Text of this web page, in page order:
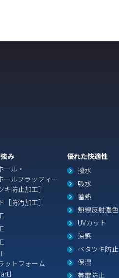
み
ール・
ールフラッフィー
キ防止加工］
［防汚加工］
ットフォーム
］
優れた快適性
撥水
吸水
蓄熱
熱線反射濃色
UVカット
涼感
ベタツキ防止
保湿
帯電防止